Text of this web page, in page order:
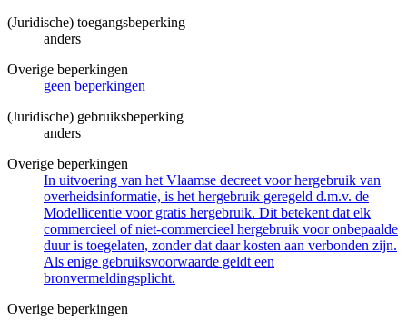
(Juridische) toegangsbeperking
anders
Overige beperkingen
geen beperkingen
(Juridische) gebruiksbeperking
anders
Overige beperkingen
In uitvoering van het Vlaamse decreet voor hergebruik van
overheidsinformatie, is het hergebruik geregeld d.m.v. de
Modellicentie voor gratis hergebruik. Dit betekent dat elk
commercieel of niet-commercieel hergebruik voor onbepaalde
duur is toegelaten, zonder dat daar kosten aan verbonden zijn.
Als enige gebruiksvoorwaarde geldt een
bronvermeldingsplicht.
Overige beperkingen